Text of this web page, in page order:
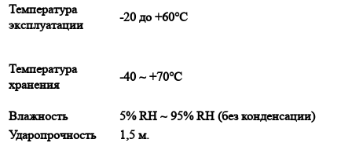
Температура
эксплуатации
-20 до +60°C
Температура
хранения
-40 ~ +70°C
Влажность
5% RH ~ 95% RH (без конденсации)
Ударопрочность
1,5 м.